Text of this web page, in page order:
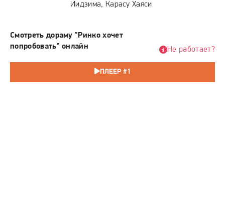
Иидзима, Карасу Хаяси
Смотреть дораму "Ринко хочет
попробовать" онлайн
ПЛЕЕР #1
Не работает?